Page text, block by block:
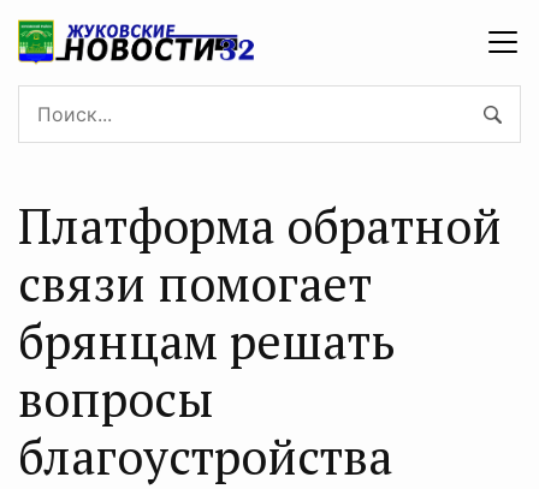
Платформа обратной
связи помогает
брянцам решать
вопросы
благоустройства